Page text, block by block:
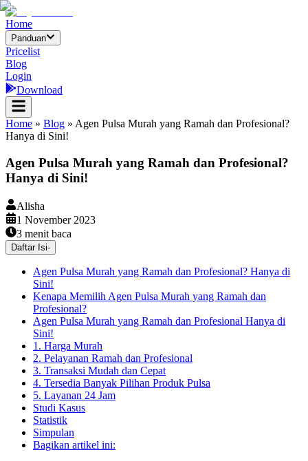
Home
Panduan
Pricelist
Blog
Login
Download
Home » Blog » Agen Pulsa Murah yang Ramah dan Profesional?
Hanya di Sini!
Agen Pulsa Murah yang Ramah dan Profesional?
Hanya di Sini!
Alisha
1 November 2023
3 menit baca
Daftar Isi-
Agen Pulsa Murah yang Ramah dan Profesional? Hanya di
Sini!
Kenapa Memilih Agen Pulsa Murah yang Ramah dan
Profesional?
Agen Pulsa Murah yang Ramah dan Profesional Hanya di
Sini!
1. Harga Murah
2. Pelayanan Ramah dan Profesional
3. Transaksi Mudah dan Cepat
4. Tersedia Banyak Pilihan Produk Pulsa
5. Layanan 24 Jam
Studi Kasus
Statistik
Simpulan
Bagikan artikel ini: